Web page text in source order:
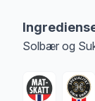
Solbær og